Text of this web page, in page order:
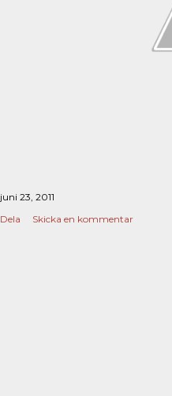
juni 23, 2011
Dela
Skicka en kommentar